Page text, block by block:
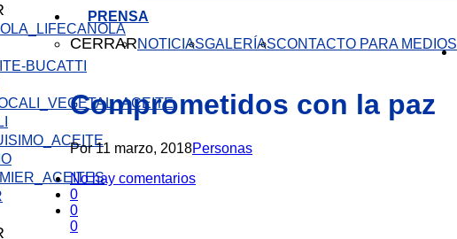
CANOLA
PRENSA
CERRARNOTICIASGALERÍASCONTACTO PARA MEDIOS
Comprometidos con la paz
Por11 marzo, 2018Personas
No hay comentarios
0
0
0